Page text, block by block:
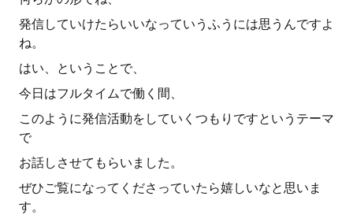
発信していけたらいいなっていうふうには思うんですよ
ね。
はい、ということで、
今日はフルタイムで働く間、
このように発信活動をしていくつもりですというテーマ
で
お話しさせてもらいました。
ぜひご覧になってくださっていたら嬉しいなと思いま
す。